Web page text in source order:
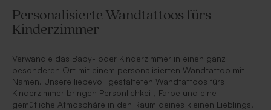
Personalisierte Wandtattoos fürs
Kinderzimmer
Verwandle das Baby- oder Kinderzimmer in einen ganz
besonderen Ort mit einem personalisierten Wandtattoo mit
Namen. Unsere liebevoll gestalteten Wandtattoos fürs
Kinderzimmer bringen Persönlichkeit, Farbe und eine
gemütliche Atmosphäre in den Raum deines kleinen Lieblings.